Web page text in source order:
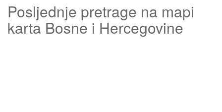
Posljednje pretrage na mapi
karta Bosne i Hercegovine